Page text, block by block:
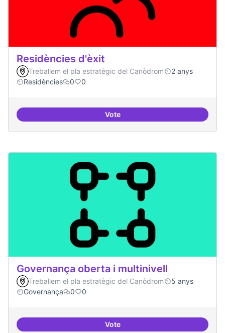
Residències d'èxit
Treballem el pla estratègic del Canòdrom
2 anys
Residències
0 0
VoteResidències d'èxit
Governança oberta i multinivell
Treballem el pla estratègic del Canòdrom
5 anys
Governança
0 0
VoteGovernança oberta i multinivell